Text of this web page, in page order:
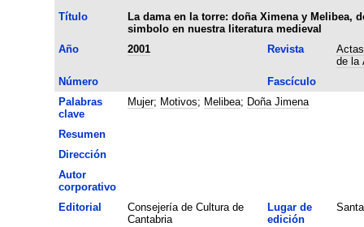
Título
La dama en la torre: doña Ximena y Melibea,
simbolo en nuestra literatura medieval
Año
2001 Revista
de la
Número
Fascículo
Palabras
clave
Mujer; Motivos; Melibea; Doña Jimena
Resumen
Dirección
Autor
corporativo
Editorial
Consejería de Cultura de
Cantabria
Lugar de
edición